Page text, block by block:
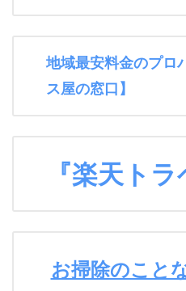
地域最安料金のプロ
ス屋の窓口】
『楽天トラ
お掃除のこと